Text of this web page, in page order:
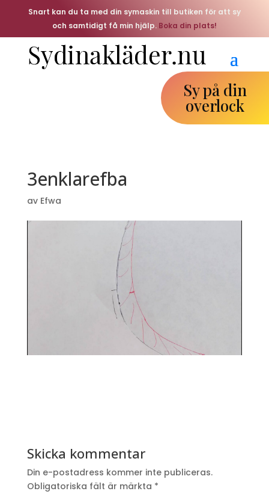
Snart kan du ta med din symaskin till butiken för att sy
och samtidigt få min hjälp. Boka din plats!
Sy på din
overlock
3enklarefba
av Efwa
Skicka kommentar
Din e-postadress kommer inte publiceras.
Obligatoriska fält är märkta *